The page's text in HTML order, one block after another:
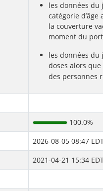
les données du
catégorie
la couverture
moment du
les données du
doses alors
des personnes
100.0%
2026-08-05 08:47
2021-04-21 15:34